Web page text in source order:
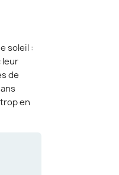
soleil :
leur
de
en